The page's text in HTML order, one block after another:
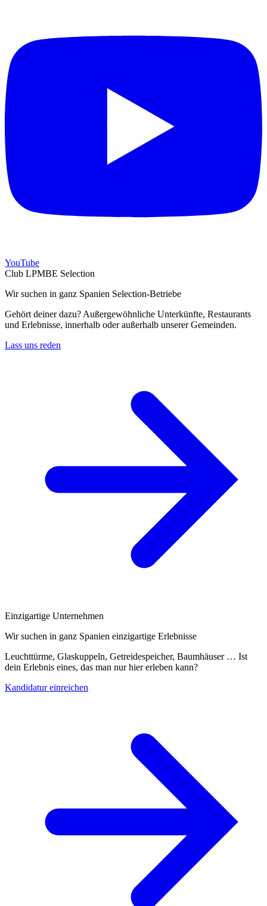
YouTube
Club LPMBE Selection
Wir suchen in ganz Spanien Selection-Betriebe
Gehört deiner dazu? Außergewöhnliche Unterkünfte, Restaurants
und Erlebnisse, innerhalb oder außerhalb unserer Gemeinden.
Lass uns reden
Einzigartige Unternehmen
Wir suchen in ganz Spanien einzigartige Erlebnisse
Leuchttürme, Glaskuppeln, Getreidespeicher, Baumhäuser … Ist
dein Erlebnis eines, das man nur hier erleben kann?
Kandidatur einreichen